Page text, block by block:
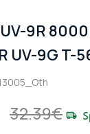
9R
UV-9G T-
32.39€